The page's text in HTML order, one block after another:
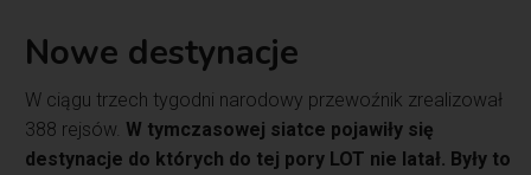
Nowe destynacje
W ciągu trzech tygodni narodowy przewoźnik zrealizował
388 rejsów. W tymczasowej siatce pojawiły się
destynacje do których do tej pory LOT nie latał. Były to